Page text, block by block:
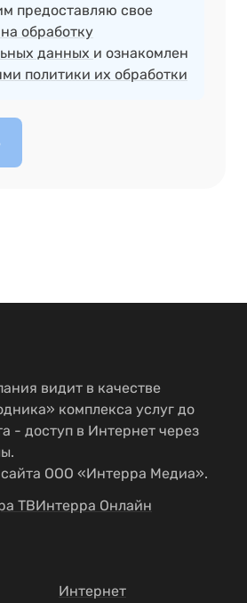
предоставляю свое
обработку
данных и ознакомлен
политики их обработки
видит в качестве
комплекса услуг до
- доступ в Интернет через
ООО «Интерра Медиа».
ТВИнтерра Онлайн
Интернет